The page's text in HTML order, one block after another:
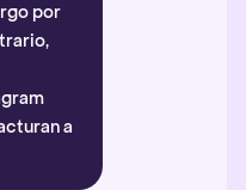
por
a